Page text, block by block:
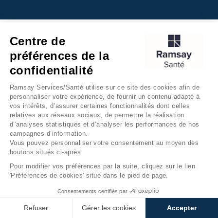
Centre de
préférences de la
confidentialité
Ramsay Services/Santé utilise sur ce site des cookies afin de
personnaliser votre expérience, de fournir un contenu adapté à
vos intérêts, d’assurer certaines fonctionnalités dont celles
relatives aux réseaux sociaux, de permettre la réalisation
d’'analyses statistiques et d’analyser les performances de nos
campagnes d’information.
Vous pouvez personnaliser votre consentement au moyen des
boutons situés ci-après
Pour modifier vos préférences par la suite, cliquez sur le lien
'Préférences de cookies' situé dans le pied de page.
Consentements certifiés par
Refuser Gérer les cookies Accepter